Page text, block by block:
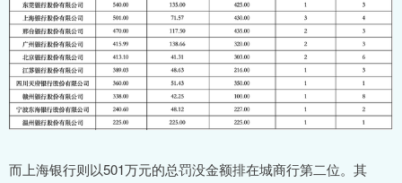
而上海银行则以501万元的总罚没金额排在城商行第二位。其